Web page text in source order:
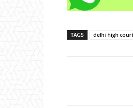
TAGS delhi high court